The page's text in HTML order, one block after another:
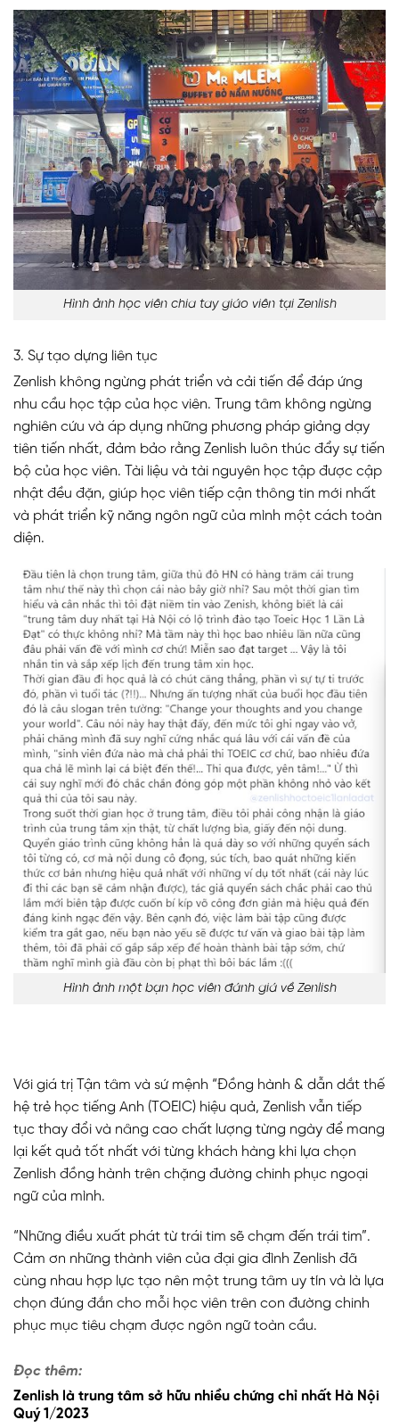
Hình ảnh học viên chia tay giáo viên tại Zenlish
3. Sự tạo dựng liên tục
Zenlish không ngừng phát triển và cải tiến để đáp ứng
nhu cầu học tập của học viên. Trung tâm không ngừng
nghiên cứu và áp dụng những phương pháp giảng dạy
tiên tiến nhất, đảm bảo rằng Zenlish luôn thúc đẩy sự tiến
bộ của học viên. Tài liệu và tài nguyên học tập được cập
nhật đều đặn, giúp học viên tiếp cận thông tin mới nhất
và phát triển kỹ năng ngôn ngữ của mình một cách toàn
diện.
Hình ảnh một bạn học viên đánh giá về Zenlish
Với giá trị Tận tâm và sứ mệnh “Đồng hành & dẫn dắt thế
hệ trẻ học tiếng Anh (TOEIC) hiệu quả, Zenlish vẫn tiếp
tục thay đổi và nâng cao chất lượng từng ngày để mang
lại kết quả tốt nhất với từng khách hàng khi lựa chọn
Zenlish đồng hành trên chặng đường chinh phục ngoại
ngữ của mình.
“Những điều xuất phát từ trái tim sẽ chạm đến trái tim”.
Cảm ơn những thành viên của đại gia đình Zenlish đã
cùng nhau hợp lực tạo nên một trung tâm uy tín và là lựa
chọn đúng đắn cho mỗi học viên trên con đường chinh
phục mục tiêu chạm được ngôn ngữ toàn cầu.
Đọc thêm:
Zenlish là trung tâm sở hữu nhiều chứng chỉ nhất Hà Nội
Quý 1/2023